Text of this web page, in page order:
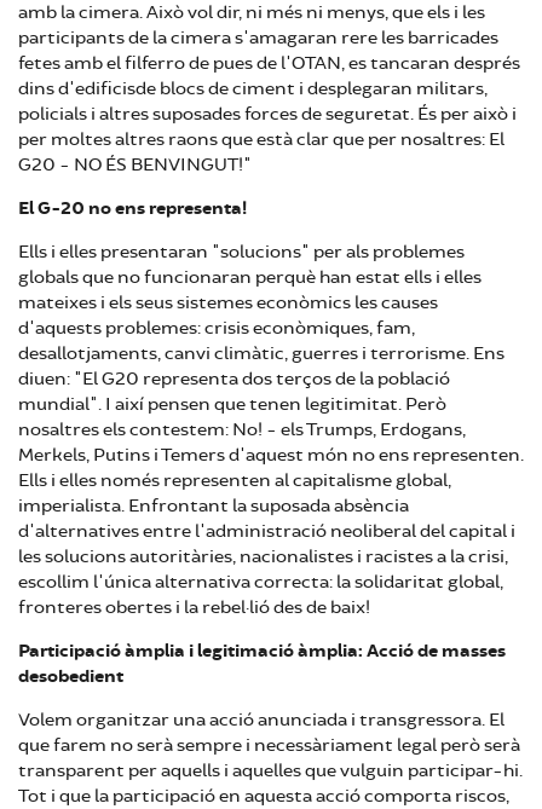
amb la cimera. Això vol dir, ni més ni menys, que els i les
participants de la cimera s'amagaran rere les barricades
fetes amb el filferro de pues de l'OTAN, es tancaran després
dins d'edificisde blocs de ciment i desplegaran militars,
policials i altres suposades forces de seguretat. És per això i
per moltes altres raons que està clar que per nosaltres: El
G20 - NO ÉS BENVINGUT!"
El G-20 no ens representa!
Ells i elles presentaran "solucions" per als problemes
globals que no funcionaran perquè han estat ells i elles
mateixes i els seus sistemes econòmics les causes
d'aquests problemes: crisis econòmiques, fam,
desallotjaments, canvi climàtic, guerres i terrorisme. Ens
diuen: "El G20 representa dos terços de la població
mundial". I així pensen que tenen legitimitat. Però
nosaltres els contestem: No! - els Trumps, Erdogans,
Merkels, Putins i Temers d'aquest món no ens representen.
Ells i elles només representen al capitalisme global,
imperialista. Enfrontant la suposada absència
d'alternatives entre l'administració neoliberal del capital i
les solucions autoritàries, nacionalistes i racistes a la crisi,
escollim l'única alternativa correcta: la solidaritat global,
fronteres obertes i la rebel·lió des de baix!
Participació àmplia i legitimació àmplia: Acció de masses
desobedient
Volem organitzar una acció anunciada i transgressora. El
que farem no serà sempre i necessàriament legal però serà
transparent per aquells i aquelles que vulguin participar-hi.
Tot i que la participació en aquesta acció comporta riscos,